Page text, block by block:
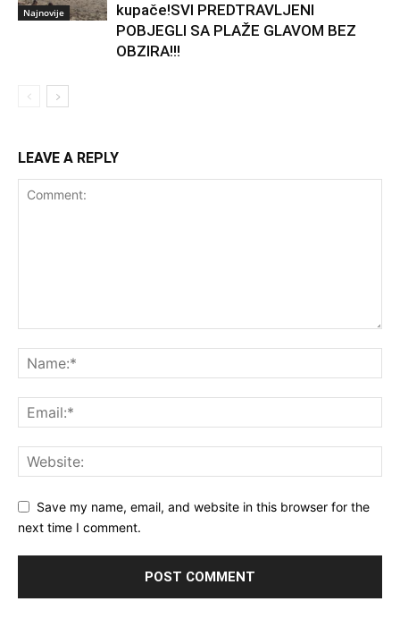
Najnovije
kupače!SVI PREDTRAVLJENI
POBJEGLI SA PLAŽE GLAVOM BEZ
OBZIRA!!!
LEAVE A REPLY
Save my name, email, and website in this browser for the
next time I comment.